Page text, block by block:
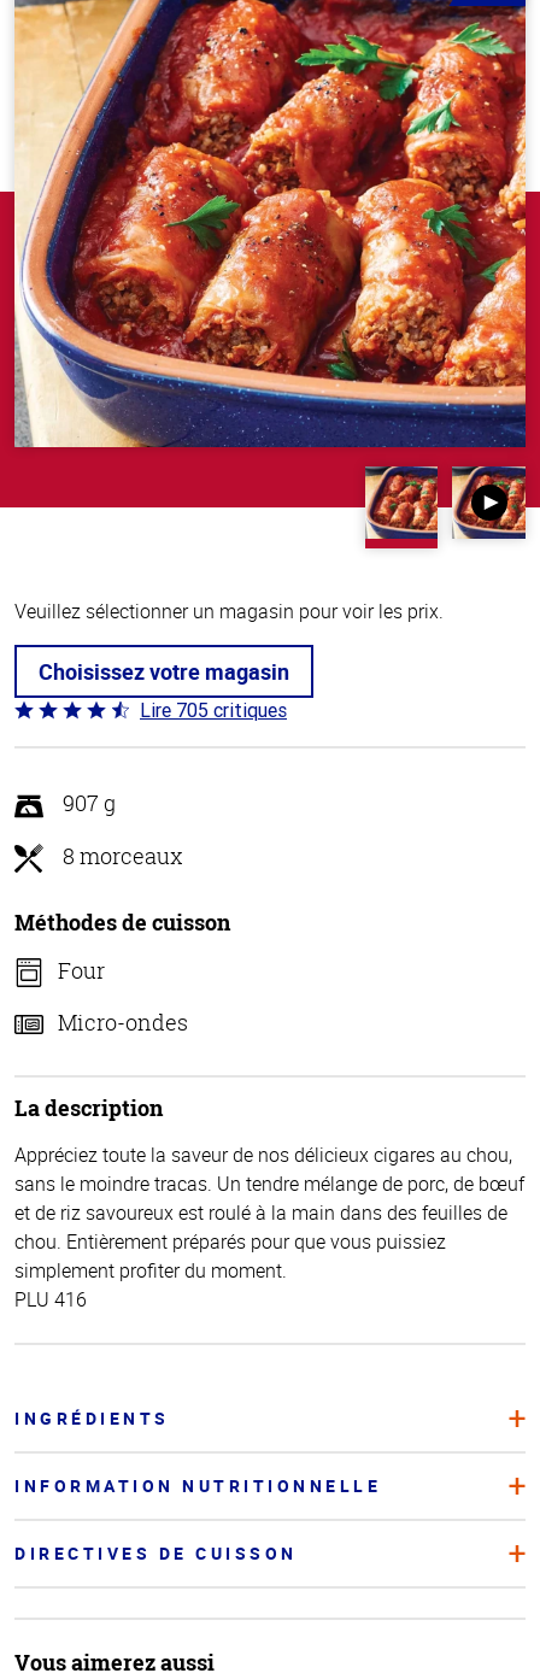
Veuillez sélectionner un magasin pour voir les prix.
Choisissez votre magasin
Coté
4.6 sur
Lire 705 critiques
907 g
8 morceaux
Méthodes de cuisson
Four
Micro-ondes
La description
Appréciez toute la saveur de nos délicieux cigares au chou,
sans le moindre tracas. Un tendre mélange de porc, de bœuf
et de riz savoureux est roulé à la main dans des feuilles de
chou. Entièrement préparés pour que vous puissiez
simplement profiter du moment.
PLU 416
INGRÉDIENTS
INFORMATION NUTRITIONNELLE
DIRECTIVES DE CUISSON
Vous aimerez aussi